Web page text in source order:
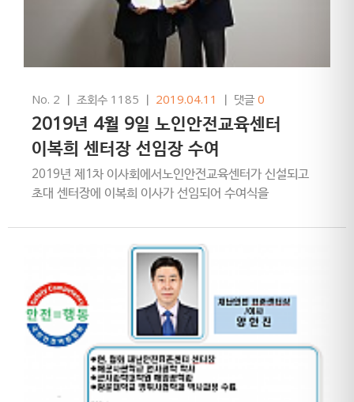
No. 2 ㅣ 조회수 1185 ㅣ 2019.04.11 ㅣ 댓글0
2019년 4월 9일 노인안전교육센터
이복희 센터장 선임장 수여
2019년 제1차 이사회에서노인안전교육센터가 신설되고
초대 센터장에 이복희 이사가 선임되어 수여식을
사무실이복희 이사님/센터장님 격하게 환영합니다.